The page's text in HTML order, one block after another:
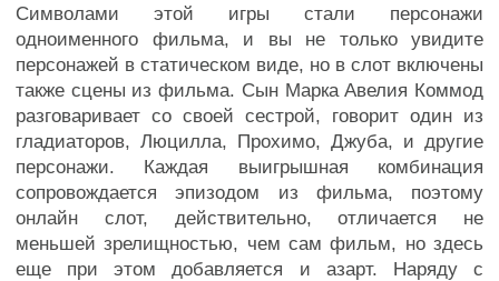
Символами этой игры стали персонажи
одноименного фильма, и вы не только увидите
персонажей в статическом виде, но в слот включены
также сцены из фильма. Сын Марка Авелия Коммод
разговаривает со своей сестрой, говорит один из
гладиаторов, Люцилла, Прохимо, Джуба, и другие
персонажи. Каждая выигрышная комбинация
сопровождается эпизодом из фильма, поэтому
онлайн слот, действительно, отличается не
меньшей зрелищностью, чем сам фильм, но здесь
еще при этом добавляется и азарт. Наряду с